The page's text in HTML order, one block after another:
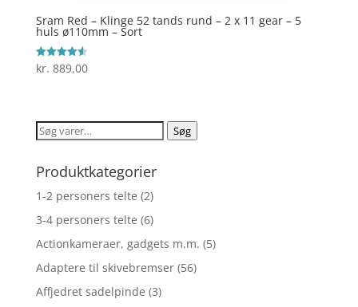
Sram Red – Klinge 52 tands rund – 2 x 11 gear – 5
huls ø110mm – Sort
Vurderet
4.6
kr. 889,00
Søg
Søg
Produktkategorier
1-2 personers telte (2)
3-4 personers telte (6)
Actionkameraer, gadgets m.m. (5)
Adaptere til skivebremser (56)
Affjedret sadelpinde (3)